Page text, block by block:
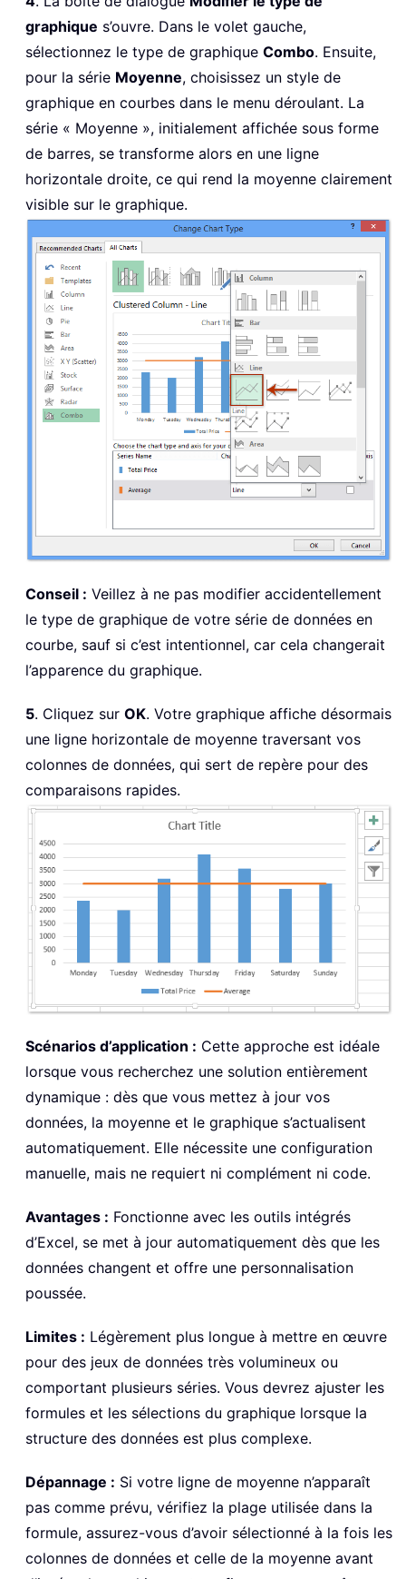
graphique s’ouvre. Dans le volet gauche,
sélectionnez le type de graphique Combo. Ensuite,
pour la série Moyenne, choisissez un style de
graphique en courbes dans le menu déroulant. La
série « Moyenne », initialement affichée sous forme
de barres, se transforme alors en une ligne
horizontale droite, ce qui rend la moyenne clairement
visible sur le graphique.
Conseil : Veillez à ne pas modifier accidentellement
le type de graphique de votre série de données en
courbe, sauf si c’est intentionnel, car cela changerait
l’apparence du graphique.
5. Cliquez sur OK. Votre graphique affiche désormais
une ligne horizontale de moyenne traversant vos
colonnes de données, qui sert de repère pour des
comparaisons rapides.
Scénarios d’application : Cette approche est idéale
lorsque vous recherchez une solution entièrement
dynamique : dès que vous mettez à jour vos
données, la moyenne et le graphique s’actualisent
automatiquement. Elle nécessite une configuration
manuelle, mais ne requiert ni complément ni code.
Avantages : Fonctionne avec les outils intégrés
d’Excel, se met à jour automatiquement dès que les
données changent et offre une personnalisation
poussée.
Limites : Légèrement plus longue à mettre en œuvre
pour des jeux de données très volumineux ou
comportant plusieurs séries. Vous devrez ajuster les
formules et les sélections du graphique lorsque la
structure des données est plus complexe.
Dépannage : Si votre ligne de moyenne n’apparaît
pas comme prévu, vérifiez la plage utilisée dans la
formule, assurez-vous d’avoir sélectionné à la fois les
colonnes de données et celle de la moyenne avant